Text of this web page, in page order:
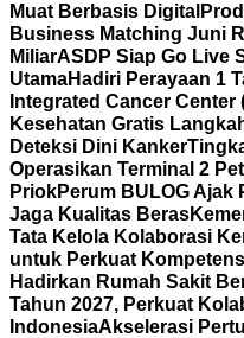
Muat Berbasis Digital
Business Matching Juni
MiliarASDP Siap Go Live
UtamaHadiri Perayaan 1
Integrated Cancer
Kesehatan Gratis
Deteksi Dini Kanker
Operasikan Terminal 2
PriokPerum BULOG
Jaga Kualitas Beras
Tata Kelola Kolaborasi
untuk Perkuat
Hadirkan Rumah Sakit
Tahun 2027, Perkuat
IndonesiaAkselerasi